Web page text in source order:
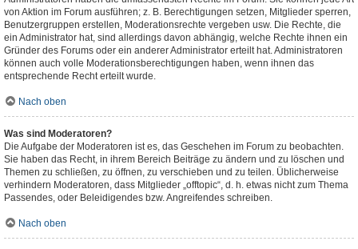
von Aktion im Forum ausführen; z. B. Berechtigungen setzen, Mitglieder sperren,
Benutzergruppen erstellen, Moderationsrechte vergeben usw. Die Rechte, die
ein Administrator hat, sind allerdings davon abhängig, welche Rechte ihnen ein
Gründer des Forums oder ein anderer Administrator erteilt hat. Administratoren
können auch volle Moderationsberechtigungen haben, wenn ihnen das
entsprechende Recht erteilt wurde.
Nach oben
Was sind Moderatoren?
Die Aufgabe der Moderatoren ist es, das Geschehen im Forum zu beobachten.
Sie haben das Recht, in ihrem Bereich Beiträge zu ändern und zu löschen und
Themen zu schließen, zu öffnen, zu verschieben und zu teilen. Üblicherweise
verhindern Moderatoren, dass Mitglieder „offtopic“, d. h. etwas nicht zum Thema
Passendes, oder Beleidigendes bzw. Angreifendes schreiben.
Nach oben